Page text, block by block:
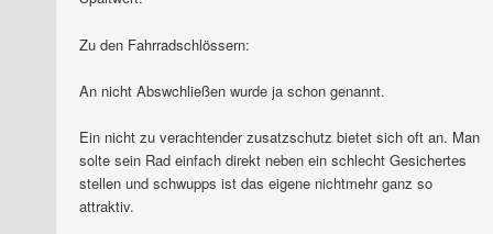
Zu den Fahrradschlössern:
An nicht Abswchließen wurde ja schon genannt.
Ein nicht zu verachtender zusatzschutz bietet sich oft an. Man
solte sein Rad einfach direkt neben ein schlecht Gesichertes
stellen und schwupps ist das eigene nichtmehr ganz so
attraktiv.